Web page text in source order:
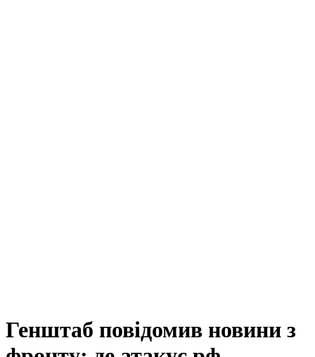
Генштаб повідомив новини з